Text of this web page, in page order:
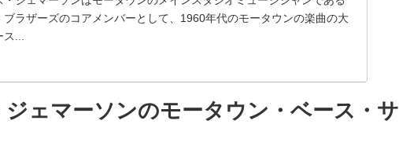
ブラザーズのコアメンバーとして、1960年代のモータウンの楽曲の大
ス...
ジェマーソンのモータウン・ベース・サ